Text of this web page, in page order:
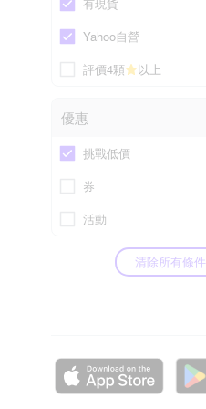
Yahoo自營
評價4顆
以上
優惠
挑戰低價
券
活動
清除所有條件